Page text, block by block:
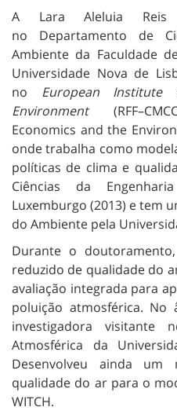
A Lara Aleluia Reis
no Departamento de
Ambiente da Faculdade
Universidade Nova de
no European
Environment
Economics and the
onde trabalha como
políticas de clima e
Ciências da
Luxemburgo (2013) e tem
do Ambiente pela
Durante o
reduzido de qualidade do
avaliação integrada para
poluição atmosférica. No
investigadora visitante
Atmosférica da
Desenvolveu ainda
qualidade do ar para o
WITCH.